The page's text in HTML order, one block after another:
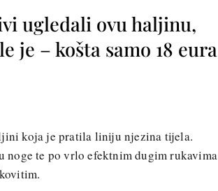
ugledali ovu haljinu,
je – košta samo 18 eura
koja je pratila liniju njezina tijela.
noge te po vrlo efektnim dugim rukavima